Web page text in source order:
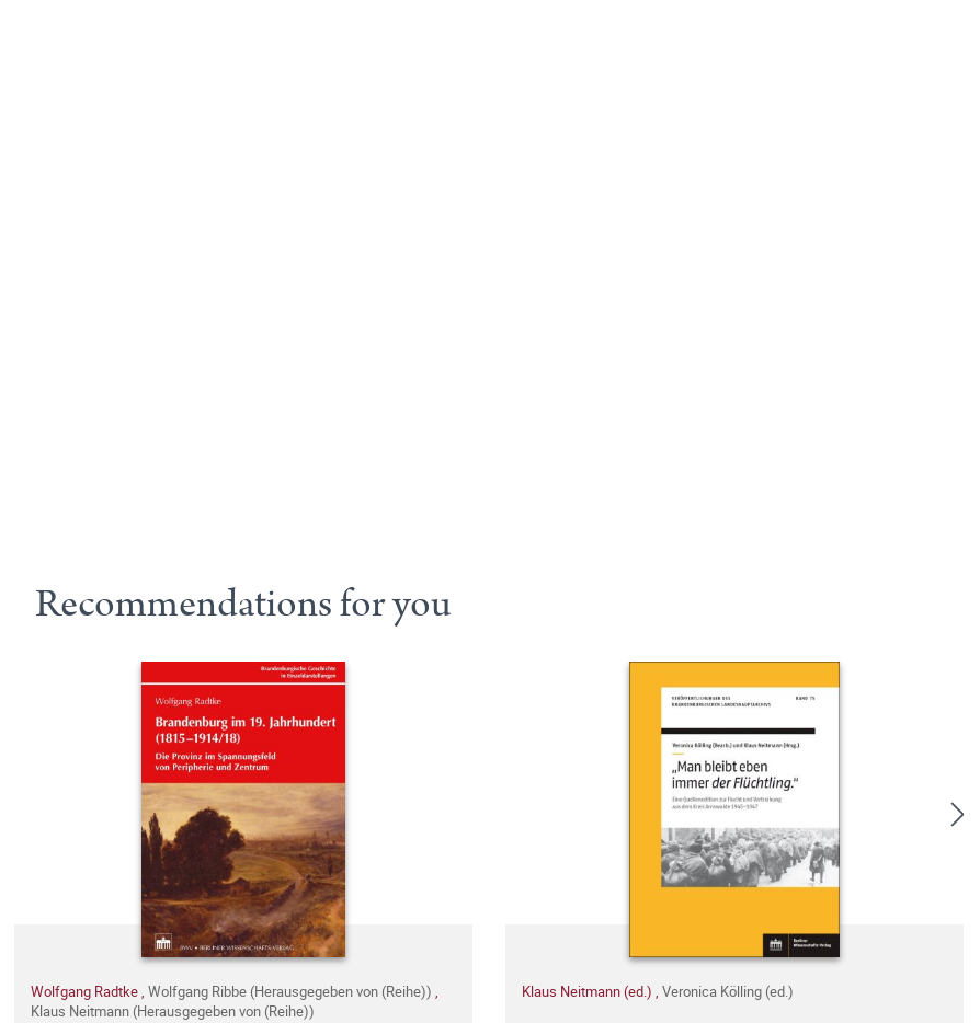
Recommendations for you
Wolfgang Radtke, Wolfgang Ribbe (Herausgegeben von (Reihe)) ,
Klaus Neitmann (Herausgegeben von (Reihe))
Klaus Neitmann (ed.) , Veronica Kölling (ed.)